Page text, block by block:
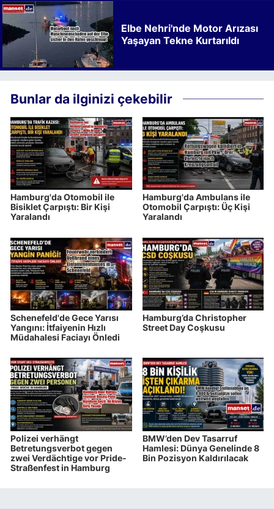
Elbe Nehri'nde Motor Arızası
Yaşayan Tekne Kurtarıldı
Bunlar da ilginizi çekebilir
Hamburg'da Otomobil ile
Bisiklet Çarpıştı: Bir Kişi
Yaralandı
Hamburg'da Ambulans ile
Otomobil Çarpıştı: Üç Kişi
Yaralandı
Schenefeld'de Gece Yarısı
Yangını: İtfaiyenin Hızlı
Müdahalesi Faciayı Önledi
Hamburg’da Christopher
Street Day Coşkusu
Polizei verhängt
Betretungsverbot gegen
zwei Verdächtige vor Pride-
Straßenfest in Hamburg
BMW’den Dev Tasarruf
Hamlesi: Dünya Genelinde 8
Bin Pozisyon Kaldırılacak